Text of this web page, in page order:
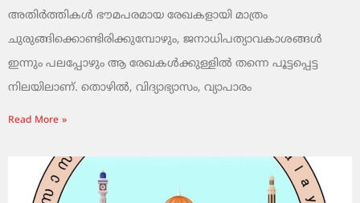
അതിർത്തികൾ ഭൗമപരമായ രേഖകളായി മാത്രം
ചുരുങ്ങിക്കൊണ്ടിരിക്കുമ്പോഴും, ജനാധിപത്യാവകാശങ്ങൾ
ഇന്നും പലപ്പോഴും ആ രേഖകൾക്കുള്ളിൽ തന്നെ പൂട്ടപ്പെട്ട
നിലയിലാണ്. തൊഴിൽ, വിദ്യാഭ്യാസം, വ്യാപാരം
Read More »